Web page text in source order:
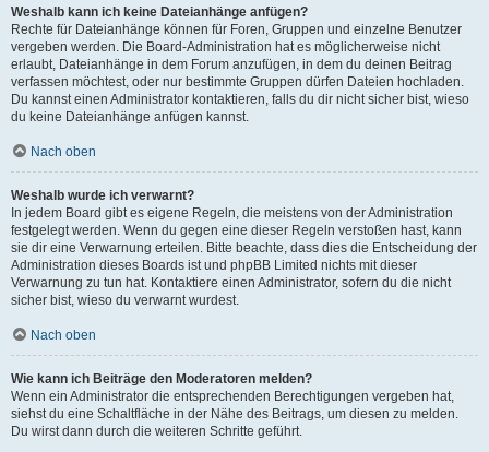
Weshalb kann ich keine Dateianhänge anfügen?
Rechte für Dateianhänge können für Foren, Gruppen und einzelne Benutzer
vergeben werden. Die Board-Administration hat es möglicherweise nicht
erlaubt, Dateianhänge in dem Forum anzufügen, in dem du deinen Beitrag
verfassen möchtest, oder nur bestimmte Gruppen dürfen Dateien hochladen.
Du kannst einen Administrator kontaktieren, falls du dir nicht sicher bist, wieso
du keine Dateianhänge anfügen kannst.
Nach oben
Weshalb wurde ich verwarnt?
In jedem Board gibt es eigene Regeln, die meistens von der Administration
festgelegt werden. Wenn du gegen eine dieser Regeln verstoßen hast, kann
sie dir eine Verwarnung erteilen. Bitte beachte, dass dies die Entscheidung der
Administration dieses Boards ist und phpBB Limited nichts mit dieser
Verwarnung zu tun hat. Kontaktiere einen Administrator, sofern du die nicht
sicher bist, wieso du verwarnt wurdest.
Nach oben
Wie kann ich Beiträge den Moderatoren melden?
Wenn ein Administrator die entsprechenden Berechtigungen vergeben hat,
siehst du eine Schaltfläche in der Nähe des Beitrags, um diesen zu melden.
Du wirst dann durch die weiteren Schritte geführt.